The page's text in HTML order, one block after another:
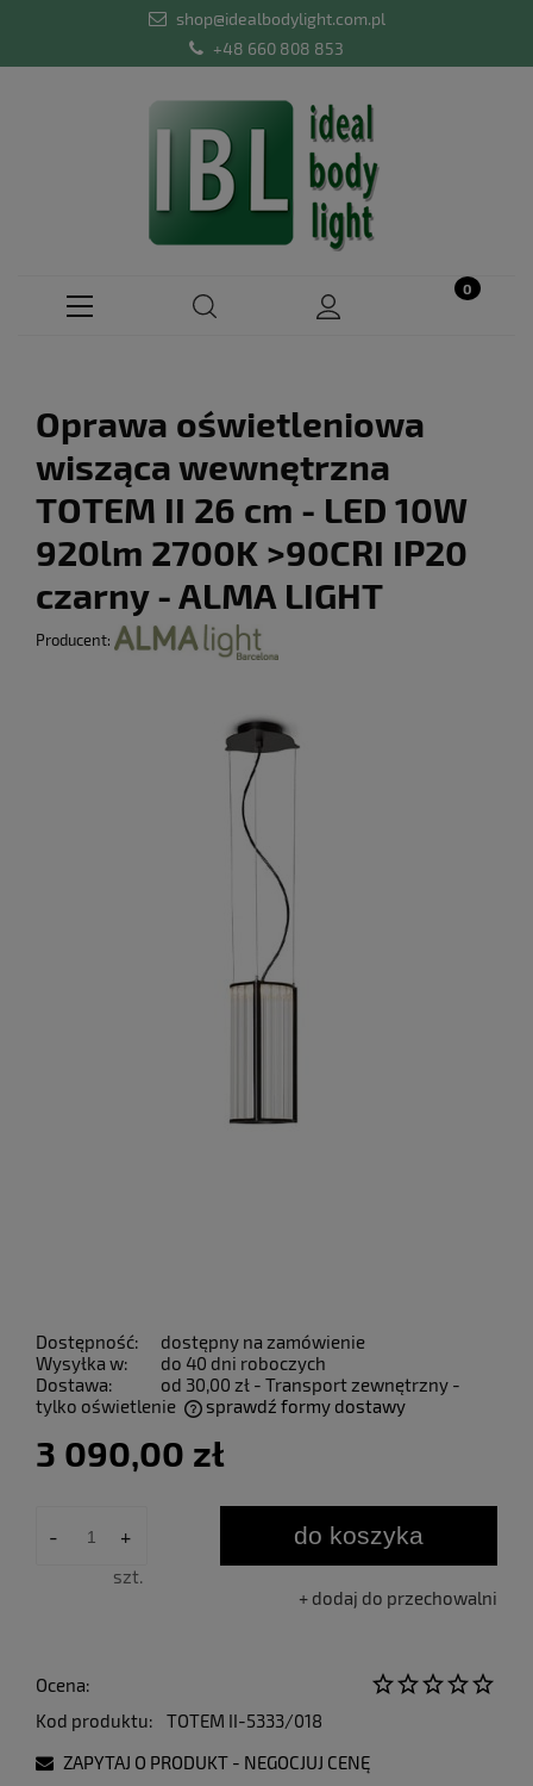
shop@idealbodylight.com.pl
+48 660 808 853
Oprawa oświetleniowa
wisząca wewnętrzna
TOTEM II 26 cm - LED 10W
920lm 2700K >90CRI IP20
czarny - ALMA LIGHT
Producent:
Dostępność:
dostępny na zamówienie
Wysyłka w:
do 40 dni roboczych
Dostawa:
od 30,00 zł - Transport zewnętrzny -
tylko oświetlenie
sprawdź formy dostawy
3 090,00 zł
- +
szt.
do koszyka
dodaj do przechowalni
Ocena:
Kod produktu:
TOTEM II-5333/018
ZAPYTAJ O PRODUKT - NEGOCJUJ CENĘ